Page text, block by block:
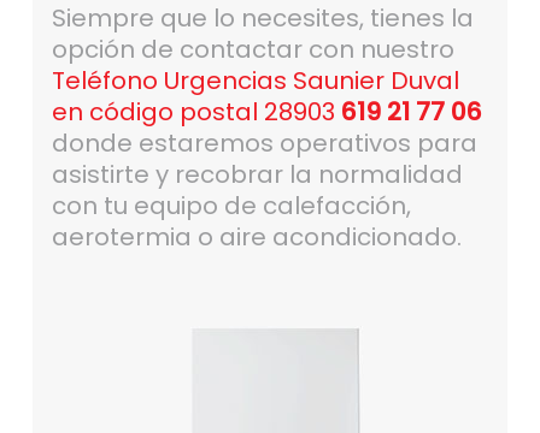
Siempre que lo necesites, tienes la
opción de contactar con nuestro
Teléfono Urgencias Saunier Duval
en código postal 28903 619 21 77 06
donde estaremos operativos para
asistirte y recobrar la normalidad
con tu equipo de calefacción,
aerotermia o aire acondicionado.